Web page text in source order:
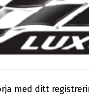
med ditt